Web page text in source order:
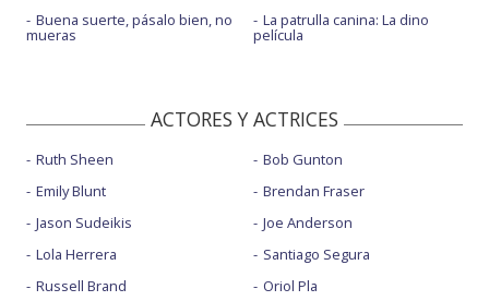
Buena suerte, pásalo bien, no
mueras
La patrulla canina: La dino
película
ACTORES Y ACTRICES
Ruth Sheen
Emily Blunt
Jason Sudeikis
Lola Herrera
Russell Brand
Bob Gunton
Brendan Fraser
Joe Anderson
Santiago Segura
Oriol Pla